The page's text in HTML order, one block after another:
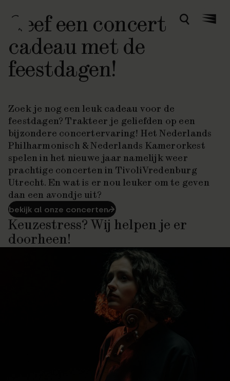
ZoekenMenu
Geef een concert
cadeau met de
feestdagen!
Zoek je nog een leuk cadeau voor de
feestdagen? Trakteer je geliefden op een
bijzondere concertervaring! Het Nederlands
Philharmonisch & Nederlands Kamerorkest
spelen in het nieuwe jaar namelijk weer
prachtige concerten in TivoliVredenburg
Utrecht. En wat is er nou leuker om te geven
dan een avondje uit?
bekijk al onze concerten⮫
Keuzestress? Wij helpen je er
doorheen!